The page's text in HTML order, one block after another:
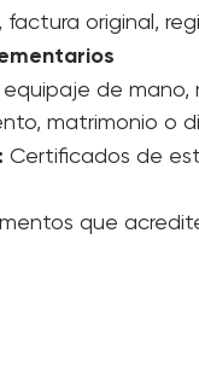
usados y no para
original,
de mano,
matrimonio o